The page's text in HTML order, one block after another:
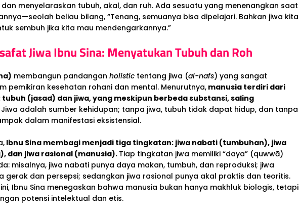
menyelaraskan tubuh, akal, dan ruh. Ada sesuatu yang menenangkan saat
beliau bilang, “Tenang, semuanya bisa dipelajari. Bahkan jiwa kita
sembuh jika kita mau mendengarkannya.”
Jiwa Ibnu Sina: Menyatukan Tubuh dan Roh
membangun pandangan holistic tentang jiwa (al-nafs) yang sangat
pemikiran kesehatan rohani dan mental. Menurutnya, manusia terdiri dari
(jasad) dan jiwa, yang meskipun berbeda substansi, saling
Jiwa adalah sumber kehidupan; tanpa jiwa, tubuh tidak dapat hidup, dan tanpa
dalam manifestasi eksistensial.
Ibnu Sina membagi menjadi tiga tingkatan: jiwa nabati (tumbuhan), jiwa
dan jiwa rasional (manusia). Tiap tingkatan jiwa memiliki “daya” (quwwā)
misalnya, jiwa nabati punya daya makan, tumbuh, dan reproduksi; jiwa
gerak dan persepsi; sedangkan jiwa rasional punya akal praktis dan teoritis.
Ibnu Sina menegaskan bahwa manusia bukan hanya makhluk biologis, tetapi
potensi intelektual dan etis.